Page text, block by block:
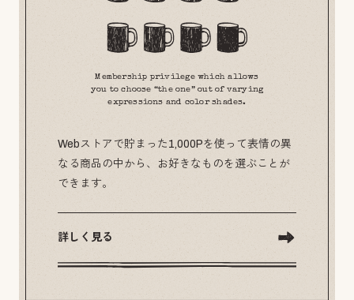
Membership privilege which allows
you to choose “the one” out of varying
expressions and color shades.
Webストアで貯まった1,000Pを使って表情の異
なる商品の中から、お好きなものを選ぶことが
できます。
詳しく見る